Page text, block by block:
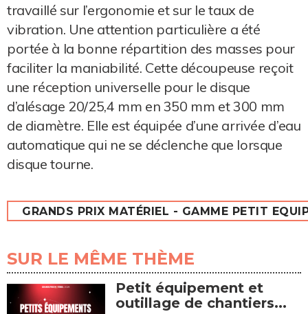
travaillé sur l’ergonomie et sur le taux de
vibration. Une attention particulière a été
portée à la bonne répartition des masses pour
faciliter la maniabilité. Cette découpeuse reçoit
une réception universelle pour le disque
d’alésage 20/25,4 mm en 350 mm et 300 mm
de diamètre. Elle est équipée d’une arrivée d’eau
automatique qui ne se déclenche que lorsque
disque tourne.
GRANDS PRIX MATÉRIEL - GAMME PETIT
SUR LE MÊME THÈME
Petit équipement et
outillage de chantiers...